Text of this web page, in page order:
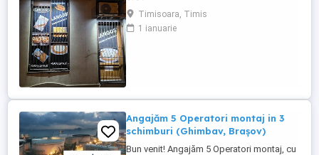
Timisoara, Timis
1 ianuarie
Angajăm 5 Operatori montaj in 3
schimburi (Ghimbav, Brașov)
Bun venit! Angajăm 5 Operatori montaj, cu